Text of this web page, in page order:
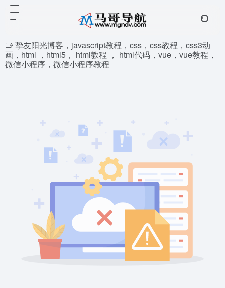
挚友阳光博客，javascript教程，css，css教程，css3动
画，html ，html5， html教程 ， html代码，vue，vue教程，
微信小程序，微信小程序教程